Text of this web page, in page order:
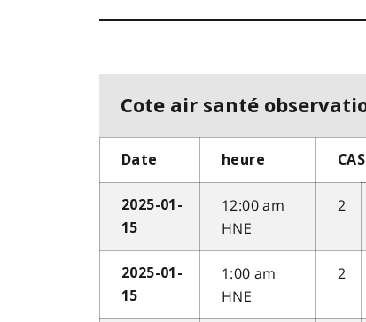
Cote air santé
Date heure CAS
2025-01-
15
12:00 am
HNE
2
2025-01-
15
1:00 am
HNE
2